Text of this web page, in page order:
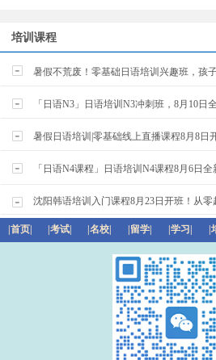
培训课程
暑假不荒废！零基础日语培训兴趣班，孩
「日语N3」日语培训N3冲刺班，8月10日
暑假日语培训|零基础线上直播课程8月8日
「日语N4课程」日语培训N4课程8月6日
沈阳韩语培训入门课程8月23日开班！从零
|首页| |考试| |名校| |留学| |学习| |